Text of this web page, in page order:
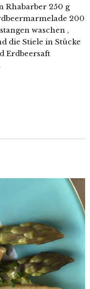
Rhabarber 250 g
200
waschen ,
die Stiele in Stücke
Erdbeersaft